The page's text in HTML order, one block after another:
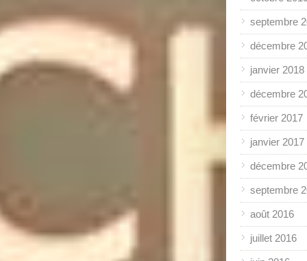
septembre
décembre
janvier 2018
décembre
février 2017
janvier 2017
décembre
septembre
août 2016
juillet 2016